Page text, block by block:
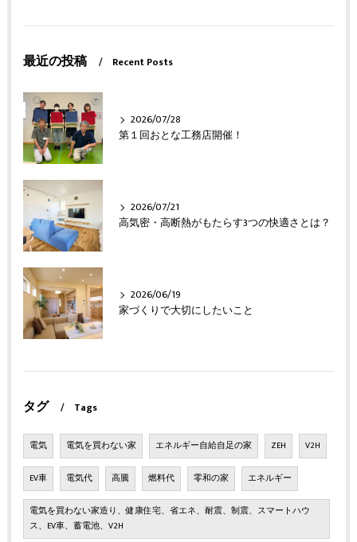
最近の投稿 Recent Posts
2026/07/28
第１回おとな工務店開催！
2026/07/21
高気密・高断熱がもたらす3つの快適さとは？
2026/06/19
家づくりで大切にしたいこと
タグ Tags
電気 電気を買わない家 エネルギー自給自足の家 ZEH V2H
EV車 電気代 高騰 燃料代 零和の家 エネルギー
電気を買わない家造り、健康住宅、省エネ、耐震、制震、スマートハウ
ス、EV車、蓄電池、V2H